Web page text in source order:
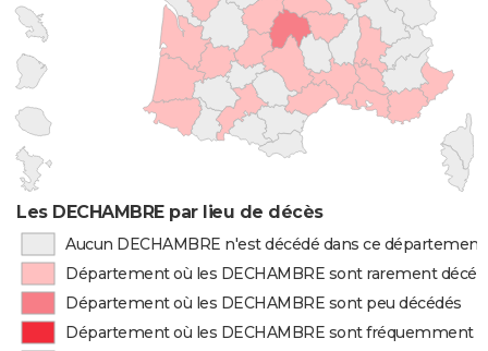
Les DECHAMBRE par lieu de décès
Aucun DECHAMBRE n'est décédé dans ce département
Département où les DECHAMBRE sont rarement
Département où les DECHAMBRE sont peu décédés
Département où les DECHAMBRE sont fréquemment